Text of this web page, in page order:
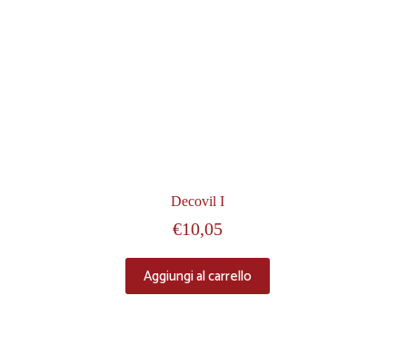
Decovil I
€10,05
Aggiungi al carrello